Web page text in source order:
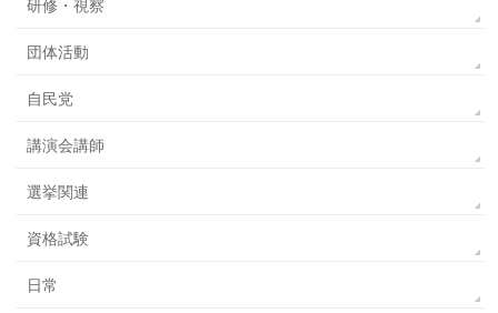
研修・視察
団体活動
自民党
講演会講師
選挙関連
資格試験
日常